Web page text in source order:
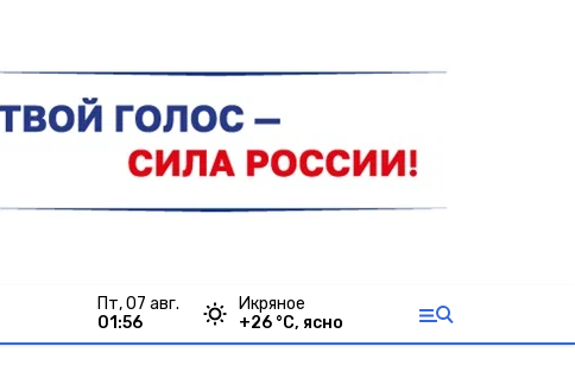
пт, 07 авг.
01:56
Икряное
+26 °С, ясно